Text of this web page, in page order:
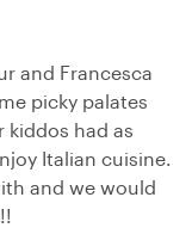
and Francesca
picky palates
kiddos had as
Italian cuisine.
and we would